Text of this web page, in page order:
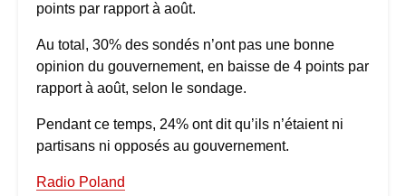
points par rapport à août.
Au total, 30% des sondés n’ont pas une bonne
opinion du gouvernement, en baisse de 4 points par
rapport à août, selon le sondage.
Pendant ce temps, 24% ont dit qu’ils n’étaient ni
partisans ni opposés au gouvernement.
Radio Poland